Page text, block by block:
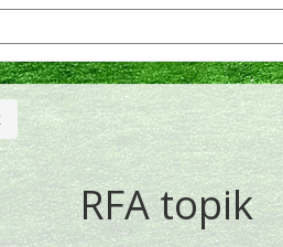
RFA topik